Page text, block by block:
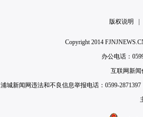
版权说明
Copyright 2014
办公电话：
互联网新闻
浦城新闻网违法和不良信息举报电话：0599-